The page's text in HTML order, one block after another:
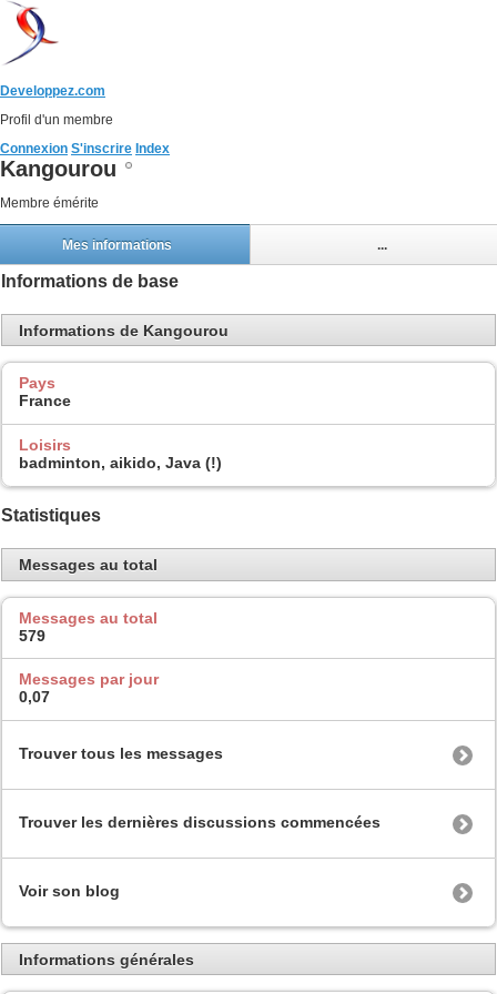
Developpez.com
Profil d'un membre
Connexion S'inscrire Index
Kangourou
Membre émérite
Mes informations ...
Informations de base
Informations de Kangourou
Pays
France
Loisirs
badminton, aikido, Java (!)
Statistiques
Messages au total
Messages au total
579
Messages par jour
0,07
Trouver tous les messages
Trouver les dernières discussions commencées
Voir son blog
Informations générales